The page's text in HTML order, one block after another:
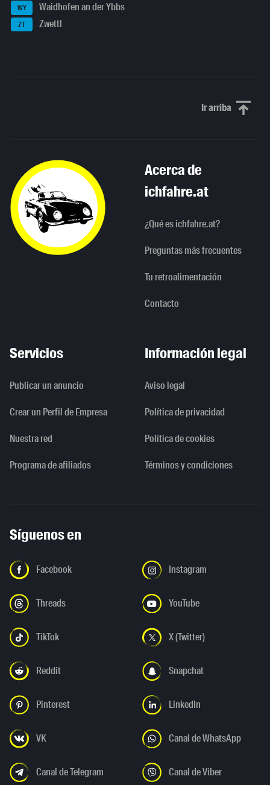
WY Waidhofen an der Ybbs
ZT Zwettl
Ir arribaScroll to
Acerca de
ichfahre.at
¿Qué es ichfahre.at?
Preguntas más frecuentes
Tu retroalimentación
Contacto
Servicios
Publicar un anuncio
Crear un Perfil de Empresa
Nuestra red
Programa de afiliados
Información legal
Aviso legal
Política de privacidad
Política de cookies
Términos y condiciones
Síguenos en
Facebook Instagram
Threads YouTube
TikTok X (Twitter)
Reddit Snapchat
Pinterest LinkedIn
VK Canal de WhatsApp
Canal de Telegram Canal de Viber